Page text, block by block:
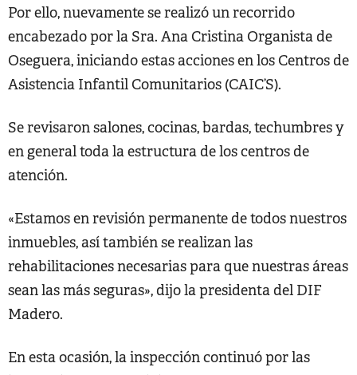
Por ello, nuevamente se realizó un recorrido
encabezado por la Sra. Ana Cristina Organista de
Oseguera, iniciando estas acciones en los Centros de
Asistencia Infantil Comunitarios (CAIC’S).
Se revisaron salones, cocinas, bardas, techumbres y
en general toda la estructura de los centros de
atención.
«Estamos en revisión permanente de todos nuestros
inmuebles, así también se realizan las
rehabilitaciones necesarias para que nuestras áreas
sean las más seguras», dijo la presidenta del DIF
Madero.
En esta ocasión, la inspección continuó por las